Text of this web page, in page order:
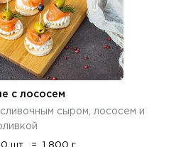
с лососем
сыром, лососем и
шт. = 1 800 г.